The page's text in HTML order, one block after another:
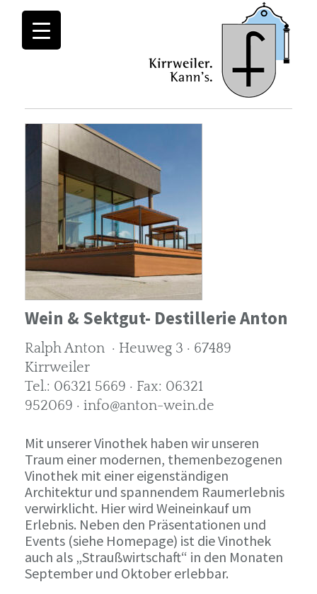
Wein & Sektgut- Destillerie Anton
Ralph Anton · Heuweg 3 · 67489
Kirrweiler
Tel.: 06321 5669 · Fax: 06321
952069 · info@anton-wein.de
Mit unserer Vinothek haben wir unseren
Traum einer modernen, themenbezogenen
Vinothek mit einer eigenständigen
Architektur und spannendem Raumerlebnis
verwirklicht. Hier wird Weineinkauf um
Erlebnis. Neben den Präsentationen und
Events (siehe Homepage) ist die Vinothek
auch als „Straußwirtschaft“ in den Monaten
September und Oktober erlebbar.